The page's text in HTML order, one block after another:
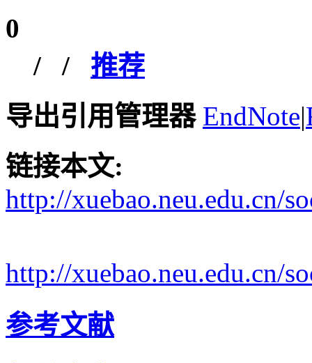
0
/ / 推荐
导出引用管理器 EndNote|
链接本文:
http://xuebao.neu.edu.cn/
http://xuebao.neu.edu.cn/
参考文献